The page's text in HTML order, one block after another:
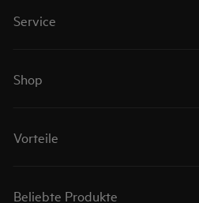
Service
Shop
Vorteile
Beliebte Produkte